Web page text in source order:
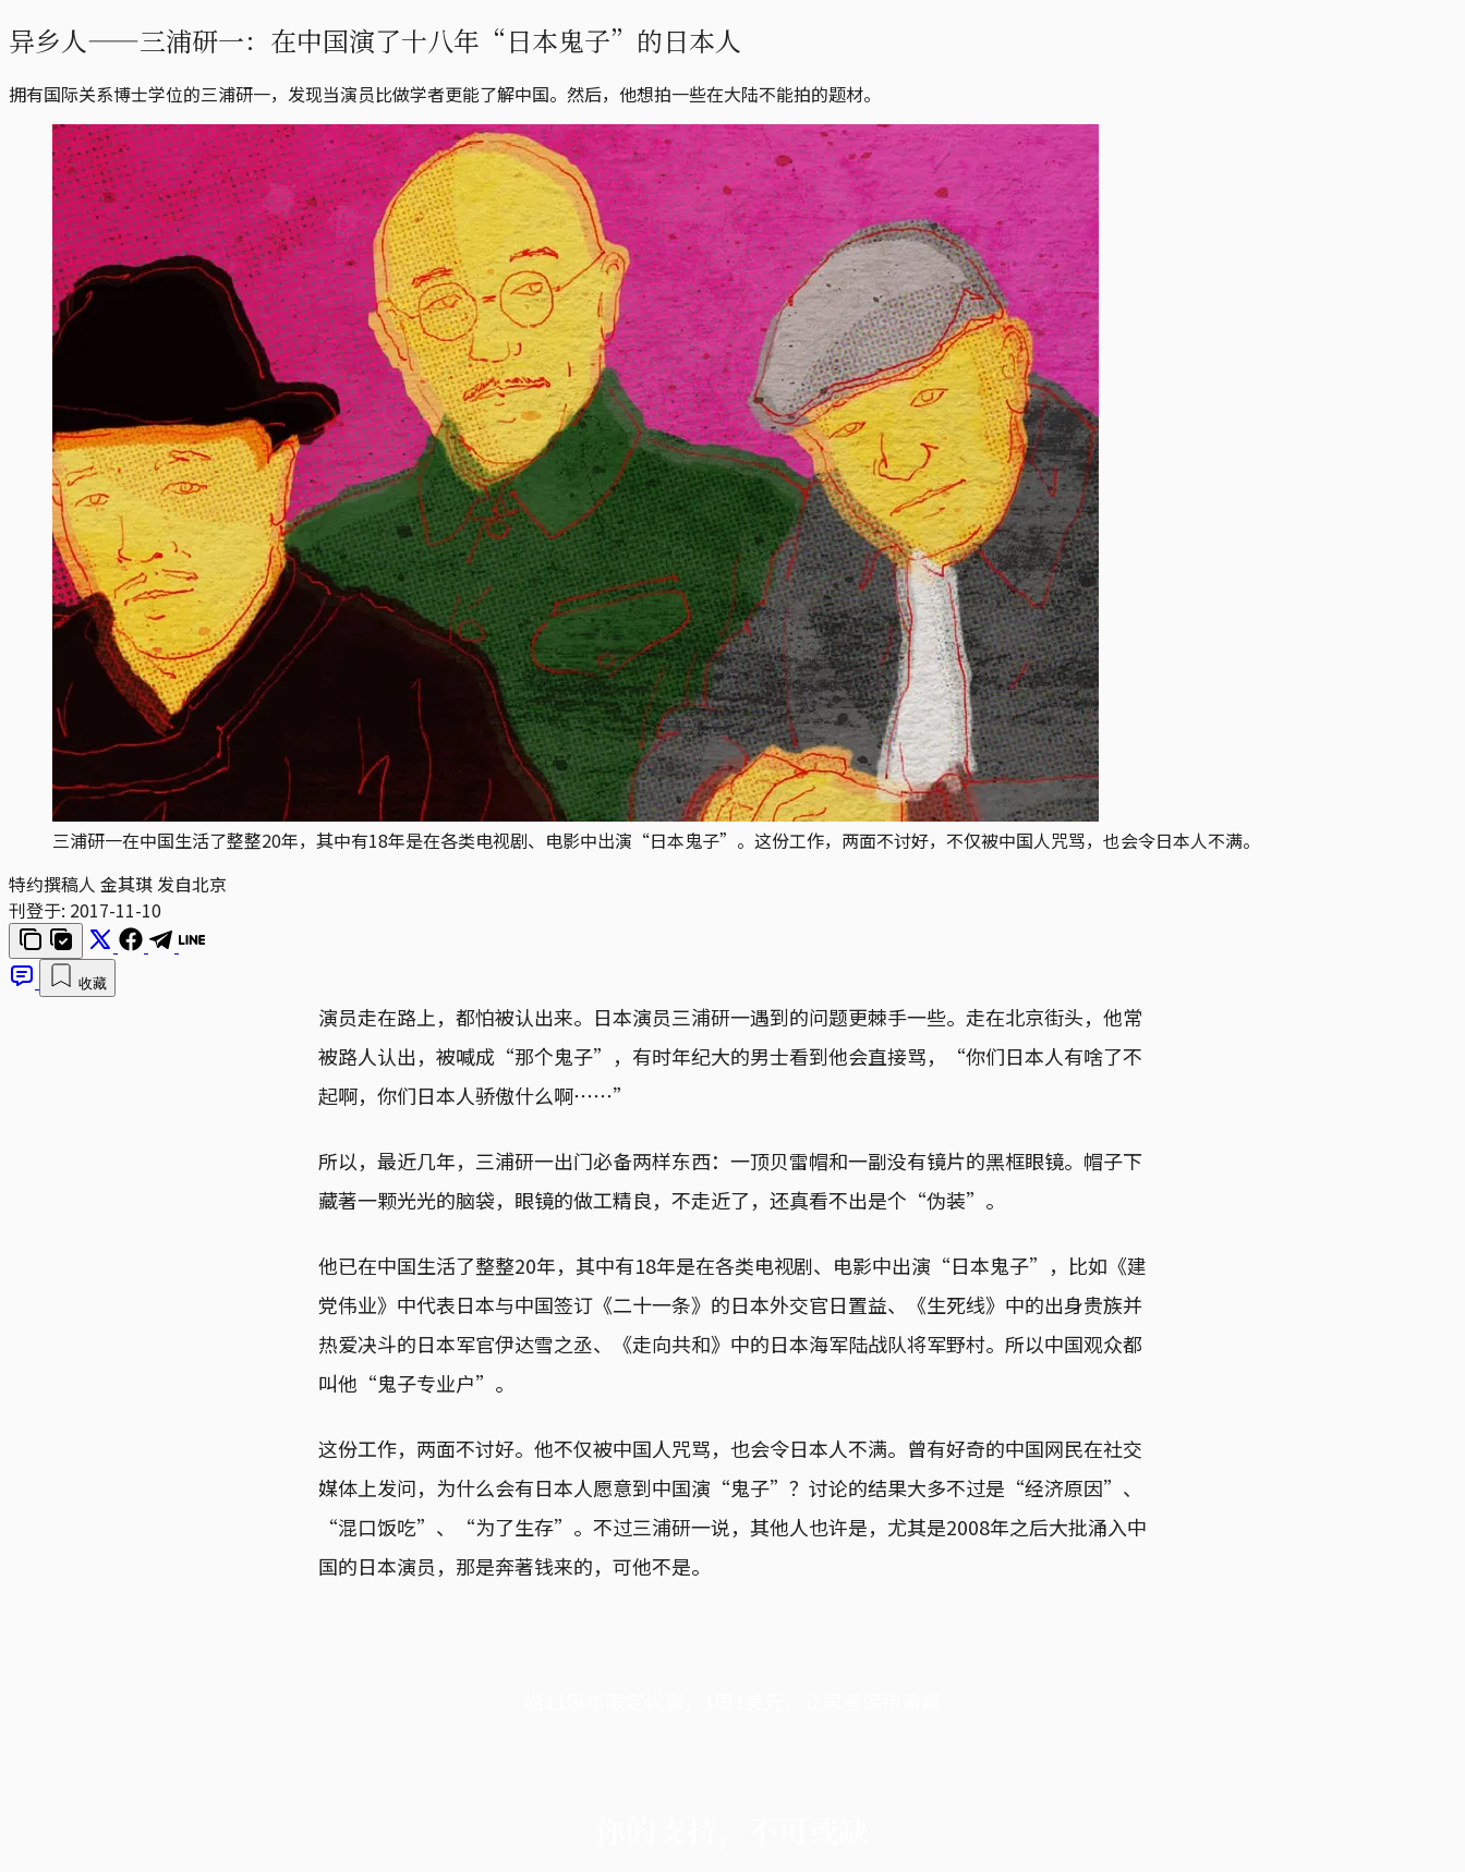
异乡人——三浦研一：在中国演了十八年“日本鬼子”的日本人
拥有国际关系博士学位的三浦研一，发现当演员比做学者更能了解中国。然后，他想拍一些在大陆不能拍的题材。
三浦研一在中国生活了整整20年，其中有18年是在各类电视剧、电影中出演“日本鬼子”。这份工作，两面不讨好，不仅被中国人咒骂，也会令日本人不满。
特约撰稿人 金其琪 发自北京
刊登于: 2017-11-10
收藏
演员走在路上，都怕被认出来。日本演员三浦研一遇到的问题更棘手一些。走在北京街头，他常
被路人认出，被喊成“那个鬼子”，有时年纪大的男士看到他会直接骂，“你们日本人有啥了不
起啊，你们日本人骄傲什么啊⋯⋯”
所以，最近几年，三浦研一出门必备两样东西：一顶贝雷帽和一副没有镜片的黑框眼镜。帽子下
藏著一颗光光的脑袋，眼镜的做工精良，不走近了，还真看不出是个“伪装”。
他已在中国生活了整整20年，其中有18年是在各类电视剧、电影中出演“日本鬼子”，比如《建
党伟业》中代表日本与中国签订《二十一条》的日本外交官日置益、《生死线》中的出身贵族并
热爱决斗的日本军官伊达雪之丞、《走向共和》中的日本海军陆战队将军野村。所以中国观众都
叫他“鬼子专业户”。
这份工作，两面不讨好。他不仅被中国人咒骂，也会令日本人不满。曾有好奇的中国网民在社交
媒体上发问，为什么会有日本人愿意到中国演“鬼子”？讨论的结果大多不过是“经济原因”、
“混口饭吃”、“为了生存”。不过三浦研一说，其他人也许是，尤其是2008年之后大批涌入中
国的日本演员，那是奔著钱来的，可他不是。